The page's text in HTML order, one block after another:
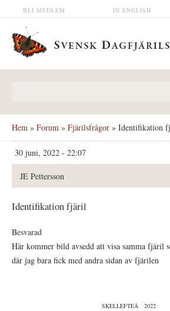
Hoppa till huvudinnehåll IN ENGLISH
BLI MEDLEM
Hem » Forum » Fjärilsfrågor » Identifikation
30 juni, 2022 - 22:07
JE Pettersson
Identifikation fjäril
Besvarad
Här kommer bild avsedd att visa samma fjäril
där jag bara fick med andra sidan av fjärilen
SKELLEFTEÅ 2022